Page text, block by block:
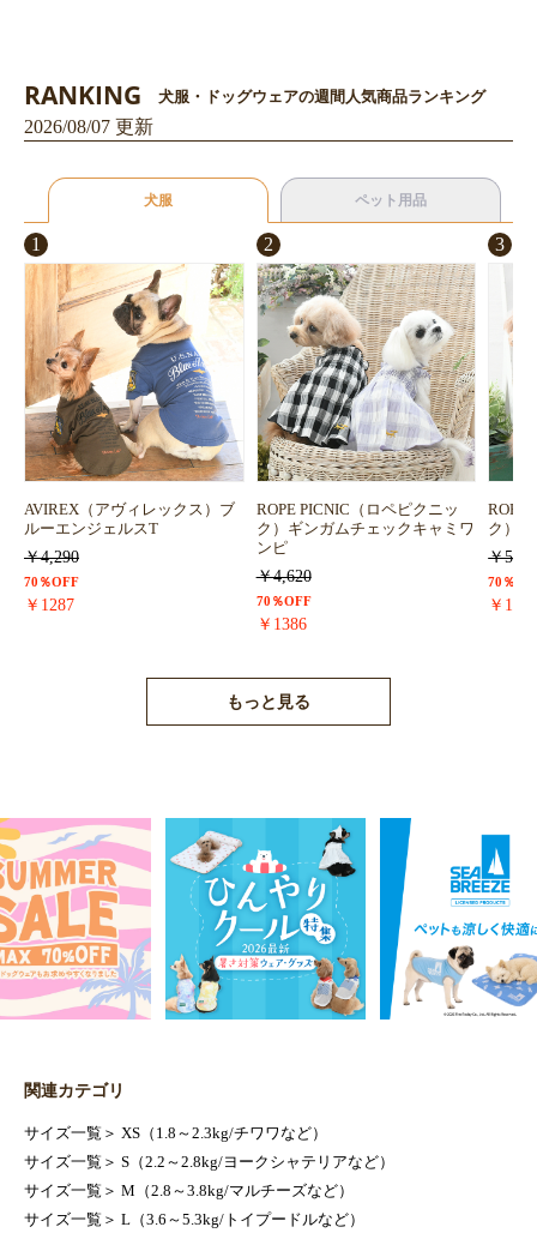
RANKING 犬服・ドッグウェアの週間人気商品ランキング
2026/08/07 更新
犬服 ペット用品
1
AVIREX（アヴィレックス）ブ
ルーエンジェルスT
￥4,290
70％OFF
￥1287
2
ROPE PICNIC（ロペピクニッ
ク）ギンガムチェックキャミワ
ンピ
￥4,620
70％OFF
￥1386
3
ROPE
ク）
￥
70％
￥
もっと見る
関連カテゴリ
サイズ一覧 ＞ XS（1.8～2.3kg/チワワなど）
サイズ一覧 ＞ S（2.2～2.8kg/ヨークシャテリアなど）
サイズ一覧 ＞ M（2.8～3.8kg/マルチーズなど）
サイズ一覧 ＞ L（3.6～5.3kg/トイプードルなど）